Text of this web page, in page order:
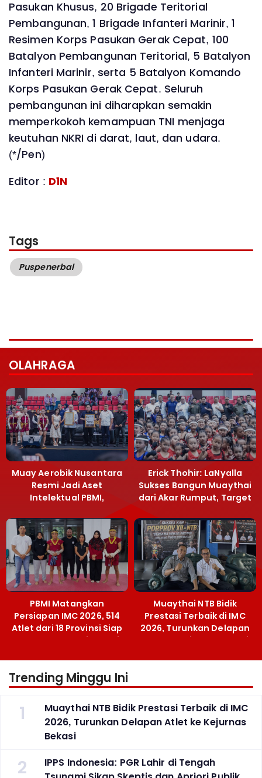
Pasukan Khusus, 20 Brigade Teritorial
Pembangunan, 1 Brigade Infanteri Marinir, 1
Resimen Korps Pasukan Gerak Cepat, 100
Batalyon Pembangunan Teritorial, 5 Batalyon
Infanteri Marinir, serta 5 Batalyon Komando
Korps Pasukan Gerak Cepat. Seluruh
pembangunan ini diharapkan semakin
memperkokoh kemampuan TNI menjaga
keutuhan NKRI di darat, laut, dan udara.
(*/Pen)
Editor : D1N
Tags
Puspenerbal
OLAHRAGA
Muay Aerobik Nusantara
Resmi Jadi Aset
Intelektual PBMI,
Terobosan Bangun
Grassroots
Erick Thohir: LaNyalla
Sukses Bangun Muaythai
dari Akar Rumput, Target
PBMI Matangkan
Persiapan IMC 2026, 514
Atlet dari 18 Provinsi Siap
Berlaga Besok di Bekasi
Muaythai NTB Bidik
Prestasi Terbaik di IMC
2026, Turunkan Delapan
Atlet ke Kejurnas Bekasi
Trending Minggu Ini
1
Muaythai NTB Bidik Prestasi Terbaik di IMC
2026, Turunkan Delapan Atlet ke Kejurnas
Bekasi
2
IPPS Indonesia: PGR Lahir di Tengah